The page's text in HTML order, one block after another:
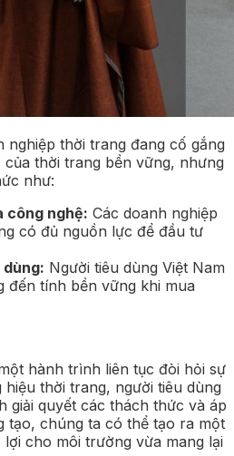
nghiệp thời trang đang cố gắng
thời trang bền vững, nhưng
như:
công nghệ: Các doanh nghiệp
có đủ nguồn lực để đầu tư
Người tiêu dùng Việt Nam
tính bền vững khi mua
hành trình liên tục đòi hỏi sự
thời trang, người tiêu dùng
giải quyết các thách thức và áp
tạo, chúng ta có thể tạo ra một
cho môi trường vừa mang lại